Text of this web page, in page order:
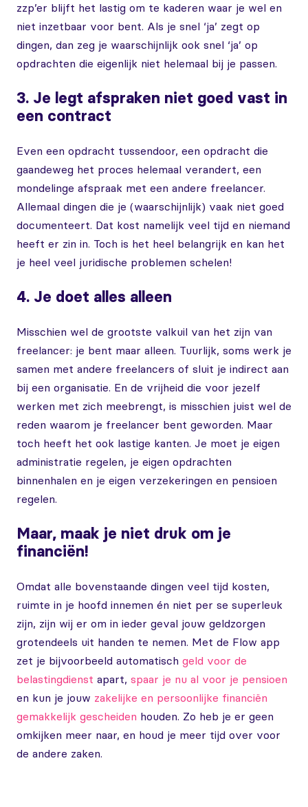
zzp’er blijft het lastig om te kaderen waar je wel en
niet inzetbaar voor bent. Als je snel ‘ja’ zegt op
dingen, dan zeg je waarschijnlijk ook snel ‘ja’ op
opdrachten die eigenlijk niet helemaal bij je passen.
3. Je legt afspraken niet goed vast in
een contract
Even een opdracht tussendoor, een opdracht die
gaandeweg het proces helemaal verandert, een
mondelinge afspraak met een andere freelancer.
Allemaal dingen die je (waarschijnlijk) vaak niet goed
documenteert. Dat kost namelijk veel tijd en niemand
heeft er zin in. Toch is het heel belangrijk en kan het
je heel veel juridische problemen schelen!
4. Je doet alles alleen
Misschien wel de grootste valkuil van het zijn van
freelancer: je bent maar alleen. Tuurlijk, soms werk je
samen met andere freelancers of sluit je indirect aan
bij een organisatie. En de vrijheid die voor jezelf
werken met zich meebrengt, is misschien juist wel de
reden waarom je freelancer bent geworden. Maar
toch heeft het ook lastige kanten. Je moet je eigen
administratie regelen, je eigen opdrachten
binnenhalen en je eigen verzekeringen en pensioen
regelen.
Maar, maak je niet druk om je
financiën!
Omdat alle bovenstaande dingen veel tijd kosten,
ruimte in je hoofd innemen én niet per se superleuk
zijn, zijn wij er om in ieder geval jouw geldzorgen
grotendeels uit handen te nemen. Met de Flow app
zet je bijvoorbeeld automatisch geld voor de
belastingdienst apart, spaar je nu al voor je pensioen
en kun je jouw zakelijke en persoonlijke financiën
gemakkelijk gescheiden houden. Zo heb je er geen
omkijken meer naar, en houd je meer tijd over voor
de andere zaken.